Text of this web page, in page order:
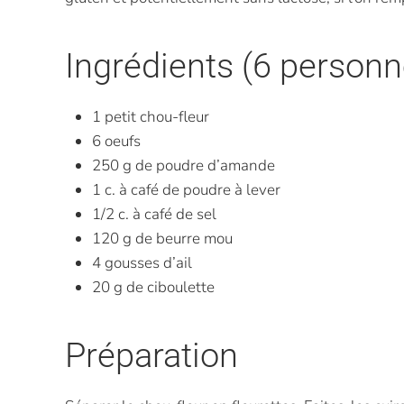
Ingrédients (6
1 petit chou-fleur
6 oeufs
250 g de poudre d’amande
1 c. à café de poudre à lever
1/2 c. à café de sel
120 g de beurre mou
4 gousses d’ail
20 g de ciboulette
Préparation